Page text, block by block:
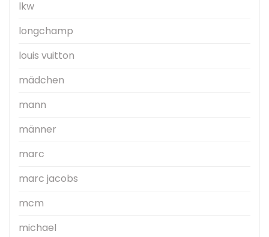
lkw
longchamp
louis vuitton
mädchen
mann
männer
marc
marc jacobs
mcm
michael